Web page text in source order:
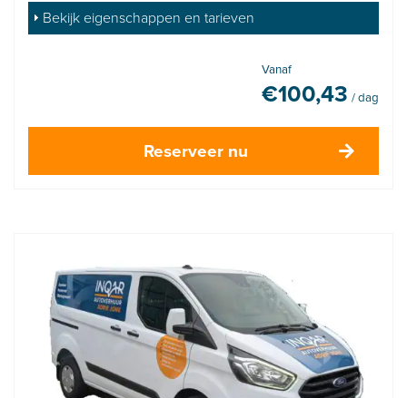
Bekijk eigenschappen en tarieven
Vanaf
€100,43 / dag
Reserveer nu